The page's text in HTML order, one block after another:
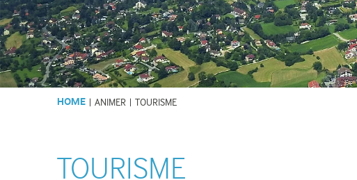
Situation
Interlocuteurs
Actualités
Comités Syndicaux
Les zones humides
Les falaises
Curiosités géologiques
HOME | ANIMER | TOURISME
TOURISME